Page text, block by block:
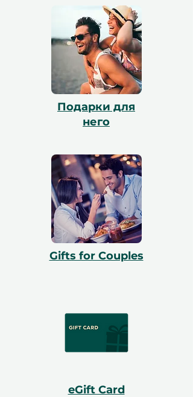
и наша команда поможет с
бронированием. Все сертификаты
действительны в течение 12 месяцев и
включают бесплатный обмен.
Подарки для
него
Gifts for Couples
eGift Card